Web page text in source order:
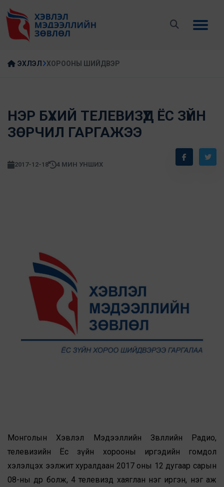
ЭХЛЭЛ ХОРООНЫ ШИЙДВЭР
НЭР БҮХИЙ ТЕЛЕВИЗҮҮД ЁС ЗҮЙН
ЗӨРЧИЛ ГАРГАЖЭЭ
2017-12-18 4 МИН УНШИХ
Монголын Хэвлэл Мэдээллийн Зөвлөлийн Радио,
телевизийн Ёс зүйн хорооны иргэдийн гомдол
хэлэлцэх ээлжит хуралдаан 2017 оны 12 дугаар сарын
08-ны өдөр болж, 4 телевизд хаяглан нэг иргэн, нэг аж